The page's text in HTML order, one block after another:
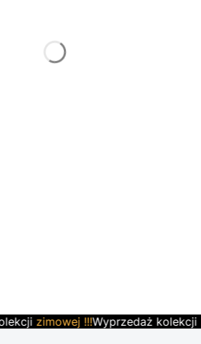
zimowej !!!Wyprzedaż kolekcji